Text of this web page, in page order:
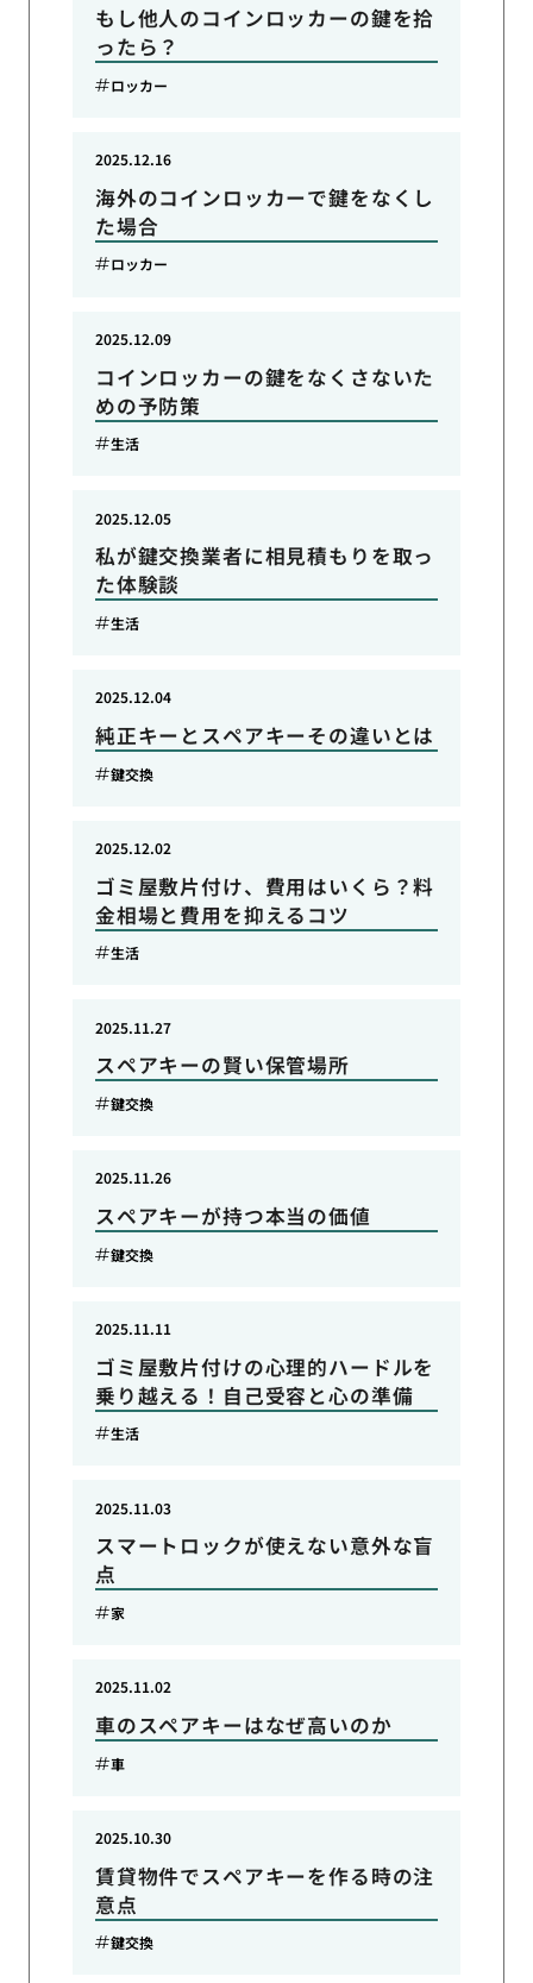
もし他人のコインロッカーの鍵を拾
ったら？
ロッカー
海外のコインロッカーで鍵をなくし
た場合
2025.12.16
ロッカー
コインロッカーの鍵をなくさないた
めの予防策
2025.12.09
生活
私が鍵交換業者に相見積もりを取っ
た体験談
2025.12.05
生活
純正キーとスペアキーその違いとは
2025.12.04
鍵交換
ゴミ屋敷片付け、費用はいくら？料
金相場と費用を抑えるコツ
2025.12.02
生活
スペアキーの賢い保管場所
2025.11.27
鍵交換
スペアキーが持つ本当の価値
2025.11.26
鍵交換
ゴミ屋敷片付けの心理的ハードルを
乗り越える！自己受容と心の準備
2025.11.11
生活
スマートロックが使えない意外な盲
点
2025.11.03
家
車のスペアキーはなぜ高いのか
2025.11.02
車
賃貸物件でスペアキーを作る時の注
意点
2025.10.30
鍵交換